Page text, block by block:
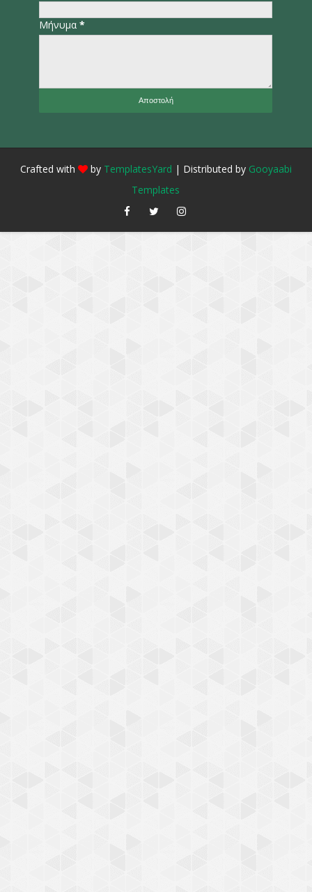
Μήνυμα*
Crafted with by TemplatesYard | Distributed by Gooyaabi
Templates